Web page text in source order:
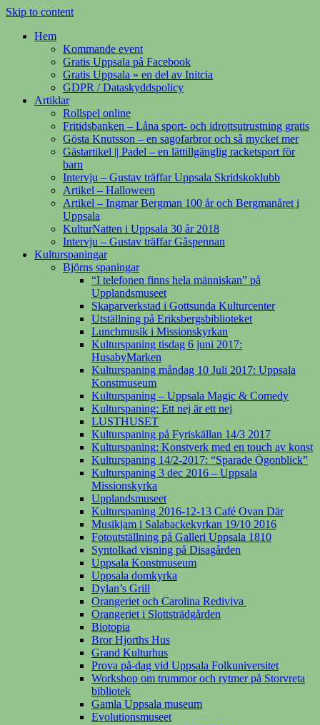
Skip to content
Hem
Kommande event
Gratis Uppsala på Facebook
Gratis Uppsala » en del av Initcia
GDPR / Dataskyddspolicy
Artiklar
Rollspel online
Fritidsbanken – Låna sport- och idrottsutrustning gratis
Gösta Knutsson – en sagofarbror och så mycket mer
Gästartikel || Padel – en lättillgänglig racketsport för
barn
Intervju – Gustav träffar Uppsala Skridskoklubb
Artikel – Halloween
Artikel – Ingmar Bergman 100 år och Bergmanåret i
Uppsala
KulturNatten i Uppsala 30 år 2018
Intervju – Gustav träffar Gåspennan
Kulturspaningar
Björns spaningar
“I telefonen finns hela människan” på
Upplandsmuseet
Skaparverkstad i Gottsunda Kulturcenter
Utställning på Eriksbergsbiblioteket
Lunchmusik i Missionskyrkan
Kulturspaning tisdag 6 juni 2017:
HusabyMarken
Kulturspaning måndag 10 Juli 2017: Uppsala
Konstmuseum
Kulturspaning – Uppsala Magic & Comedy
Kulturspaning: Ett nej är ett nej
LUSTHUSET
Kulturspaning på Fyriskällan 14/3 2017
Kulturspaning: Konstverk med en touch av konst
Kulturspaning 14/2-2017: “Sparade Ögonblick”
Kulturspaning 3 dec 2016 – Uppsala
Missionskyrka
Upplandsmuseet
Kulturspaning 2016-12-13 Café Ovan Där
Musikjam i Salabackekyrkan 19/10 2016
Fotoutställning på Galleri Uppsala 1810
Syntolkad visning på Disagården
Uppsala Konstmuseum
Uppsala domkyrka
Dylan’s Grill
Orangeriet och Carolina Rediviva
Orangeriet i Slottsträdgården
Biotopia
Bror Hjorths Hus
Grand Kulturhus
Prova på-dag vid Uppsala Folkuniversitet
Workshop om trummor och rytmer på Storvreta
bibliotek
Gamla Uppsala museum
Evolutionsmuseet